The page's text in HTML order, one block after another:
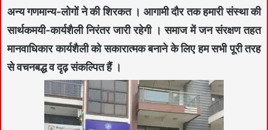
अन्य गणमान्य-लोगों ने की शिरकत । आगामी दौर तक हमारी संस्था की
सार्थकमयी-कार्यशैली निरंतर जारी रहेगी । समाज में जन संरक्षण तहत
मानवाधिकार कार्यशैली को सकारात्मक बनाने के लिए हम सभी पूरी तरह
से वचनबद्ध व दृढ़ संकल्पित हैं ।